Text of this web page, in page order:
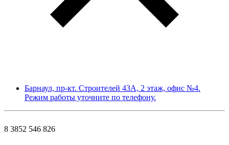
Барнаул, пр-кт. Строителей 43А, 2 этаж, офис №4.
Режим работы уточните по телефону.
8 3852 546 826